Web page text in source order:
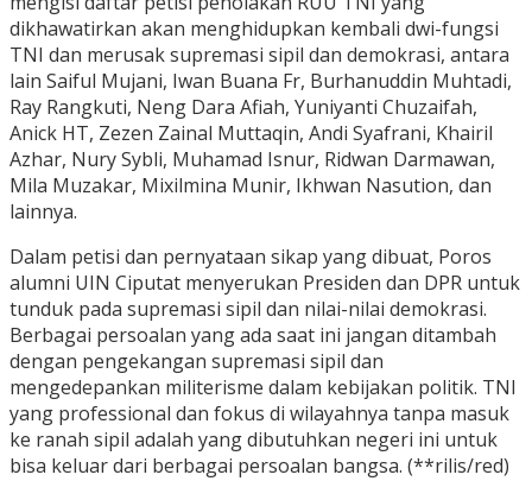
dikhawatirkan akan menghidupkan kembali dwi-fungsi
TNI dan merusak supremasi sipil dan demokrasi, antara
lain Saiful Mujani, Iwan Buana Fr, Burhanuddin Muhtadi,
Ray Rangkuti, Neng Dara Afiah, Yuniyanti Chuzaifah,
Anick HT, Zezen Zainal Muttaqin, Andi Syafrani, Khairil
Azhar, Nury Sybli, Muhamad Isnur, Ridwan Darmawan,
Mila Muzakar, Mixilmina Munir, Ikhwan Nasution, dan
lainnya.
Dalam petisi dan pernyataan sikap yang dibuat, Poros
alumni UIN Ciputat menyerukan Presiden dan DPR untuk
tunduk pada supremasi sipil dan nilai-nilai demokrasi.
Berbagai persoalan yang ada saat ini jangan ditambah
dengan pengekangan supremasi sipil dan
mengedepankan militerisme dalam kebijakan politik. TNI
yang professional dan fokus di wilayahnya tanpa masuk
ke ranah sipil adalah yang dibutuhkan negeri ini untuk
bisa keluar dari berbagai persoalan bangsa. (**rilis/red)